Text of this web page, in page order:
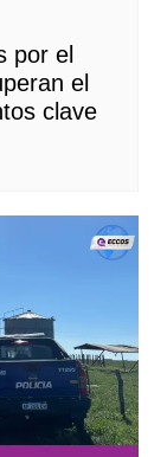
por el
el
clave